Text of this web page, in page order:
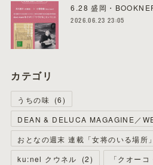
6.28 盛岡・
2026.06.23 23:05
カテゴリ
うちの味 (6)
DEAN & DELUCA MAGAGINE／
おとなの週末 連載「女将のいる場所」
ku:nel クウネル
(2) 「クオー